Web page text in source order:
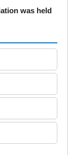
was held